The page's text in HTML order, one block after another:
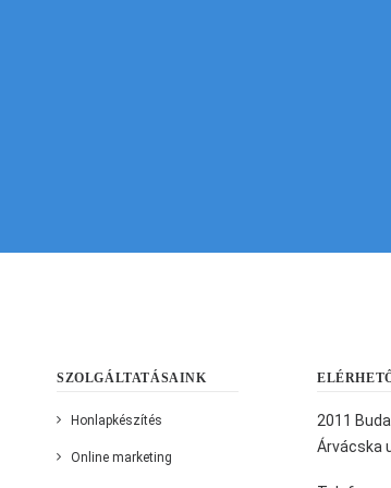
SZOLGÁLTATÁSAINK
Honlapkészítés
Online marketing
2011
Árvácska